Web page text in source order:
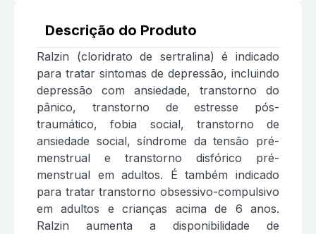
Descrição do Produto
Ralzin (cloridrato de sertralina) é indicado
para tratar sintomas de depressão, incluindo
depressão com ansiedade, transtorno do
pânico, transtorno de estresse pós-
traumático, fobia social, transtorno de
ansiedade social, síndrome da tensão pré-
menstrual e transtorno disfórico pré-
menstrual em adultos. É também indicado
para tratar transtorno obsessivo-compulsivo
em adultos e crianças acima de 6 anos.
Ralzin aumenta a disponibilidade de